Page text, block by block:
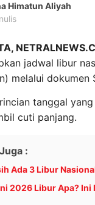
Himatun Aliyah
jadwal libur
melalui dokumen
tanggal
cuti panjang.
:
Ada 3 Libur
2026 Libur Apa? Ini